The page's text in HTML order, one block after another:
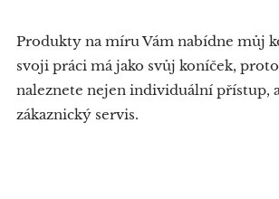
Produkty na míru Vám nabídne můj
svoji práci má jako svůj koníček,
naleznete nejen individuální přístup,
zákaznický servis.